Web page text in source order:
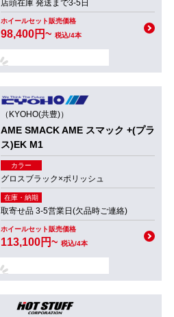
店頭在庫 発送まで3-5日
ホイールセット販売価格
98,400円~ 税込/4本
（KYOHO(共豊)）
AME SMACK AME スマック +(プラ
ス)EK M1
カラー
グロスブラック×ポリッシュ
在庫・納期
取寄せ品 3-5営業日(欠品時ご連絡)
ホイールセット販売価格
113,100円~ 税込/4本